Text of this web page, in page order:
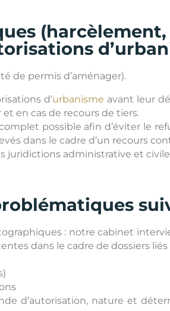
de permis d’aménager).
d’urbanisme avant leur
en cas de recours de tiers.
possible afin d’éviter le
dans le cadre d’un recours
juridictions administrative et
: notre cabinet
dans le cadre de dossiers
d’autorisation, nature et